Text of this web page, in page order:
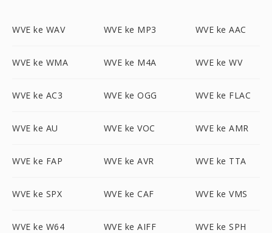
WVE ke WAV WVE ke MP3 WVE ke AAC
WVE ke WMA WVE ke M4A WVE ke WV
WVE ke AC3 WVE ke OGG WVE ke FLAC
WVE ke AU WVE ke VOC WVE ke AMR
WVE ke FAP WVE ke AVR WVE ke TTA
WVE ke SPX WVE ke CAF WVE ke VMS
WVE ke W64 WVE ke AIFF WVE ke SPH